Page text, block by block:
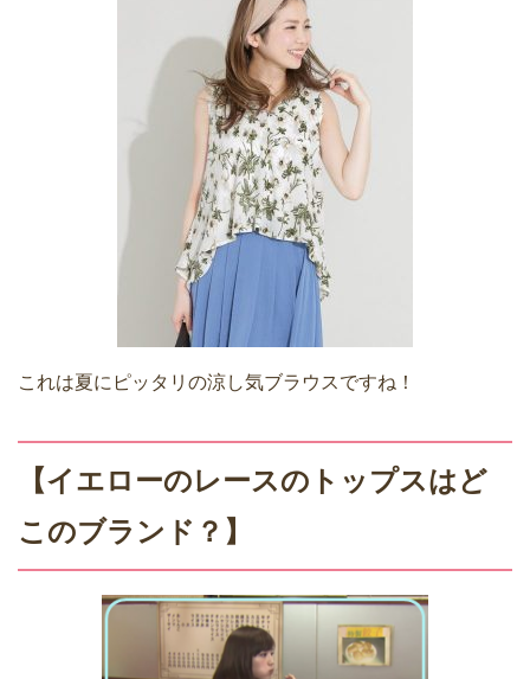
これは夏にピッタリの涼し気ブラウスですね！
【イエローのレースのトップスはど
このブランド？】